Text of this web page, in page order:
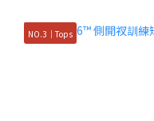
NO.3｜Tops